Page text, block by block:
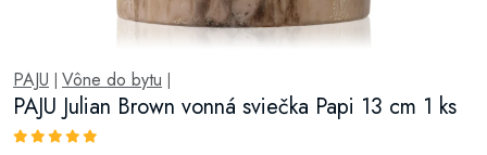
PAJU Vône do bytu
PAJU Julian Brown vonná sviečka Papi 13 cm 1 ks